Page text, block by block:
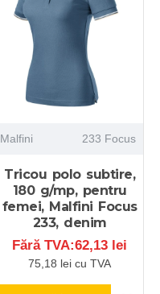
Malfini 233 Focus
Tricou polo subtire,
180 g/mp, pentru
femei, Malfini Focus
233, denim
Fără TVA:62,13 lei
75,18 lei cu TVA